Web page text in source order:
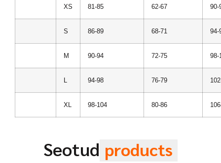
XS 81-85 62-67 90-
S 86-89 68-71 94-
M 90-94 72-75 98-
L 94-98 76-79
XL 98-104 80-86
Seotud products